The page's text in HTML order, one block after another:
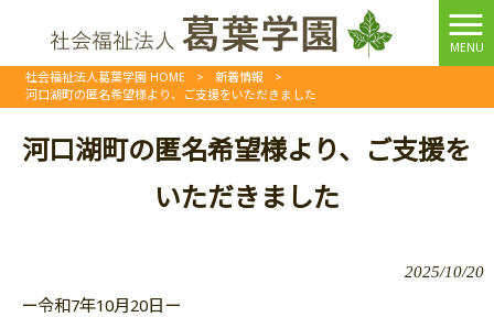
MENU
社会福祉法人葛葉学園 HOME > 新着情報
>
河口湖町の匿名希望様より、ご支援をいただきました
河口湖町の匿名希望様より、ご支援を
いただきました
2025/10/20
ー令和7年10月20日ー